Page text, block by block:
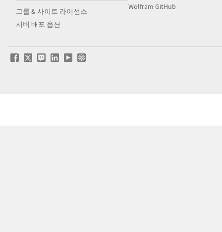
그룹 & 사이트 라이선스
서버 배포 옵션
Wolfram GitHub